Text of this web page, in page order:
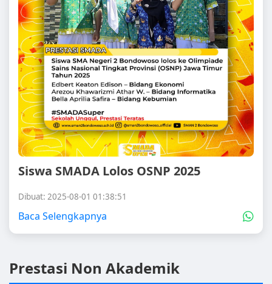
Siswa SMADA Lolos OSNP 2025
Dibuat: 2025-08-01 01:38:51
Baca Selengkapnya
Prestasi Non Akademik